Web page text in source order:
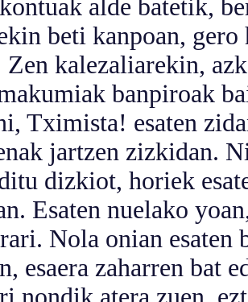
alde batetik,
beti kanpoan,
kalezaliarekin,
banpiroak
Tximista! esaten
jartzen zizkidan.
dizkiot, horiek
Esaten nuelako
Nola onian esaten
esaera zaharren bat